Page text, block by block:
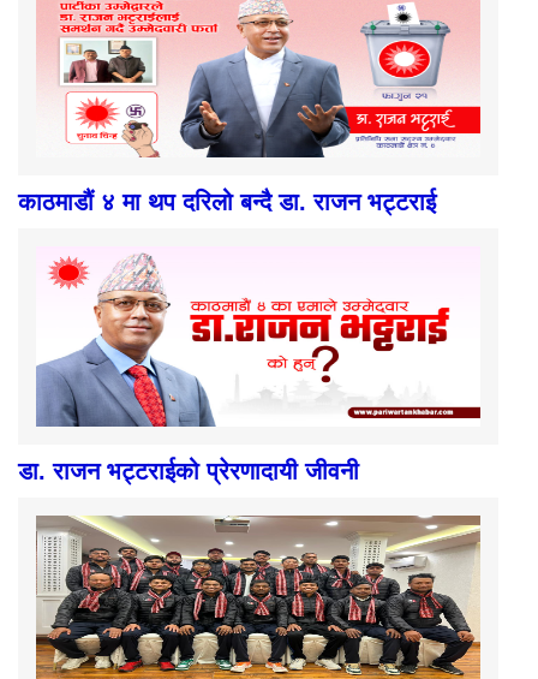
काठमाडौं ४ मा थप दरिलो बन्दै डा. राजन भट्टराई
डा. राजन भट्टराईको प्रेरणादायी जीवनी